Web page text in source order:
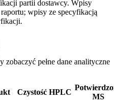
partii dostawcy. Wpisy
wpisy ze specyfikacją
pełne dane analityczne
Czystość HPLC
MS